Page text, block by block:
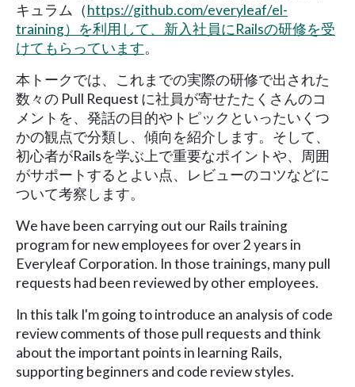
キュラム（https://github.com/everyleaf/el-
training）を利用して、新入社員にRailsの研修を受
けてもらっています。
本トークでは、これまでの実際の研修で出された
数々の Pull Request に社員が寄せたたくさんのコ
メントを、発話の目的やトピックといったいくつ
かの観点で分類し、傾向を紹介します。そして、
初心者がRailsを学ぶ上で重要なポイントや、周囲
がサポートするとよい点、レビューのコツなどに
ついて考察します。
We have been carrying out our Rails training
program for new employees for over 2 years in
Everyleaf Corporation. In those trainings, many pull
requests had been reviewed by other employees.
In this talk I'm going to introduce an analysis of code
review comments of those pull requests and think
about the important points in learning Rails,
supporting beginners and code review styles.